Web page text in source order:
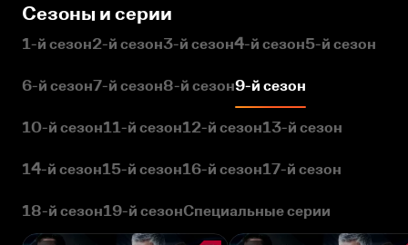
Сезоны и серии
1-й сезон2-й сезон3-й сезон4-й сезон5-й сезон
6-й сезон7-й сезон8-й сезон9-й сезон
10-й сезон11-й сезон12-й сезон13-й сезон
14-й сезон15-й сезон16-й сезон17-й сезон
18-й сезон19-й сезонСпециальные серии